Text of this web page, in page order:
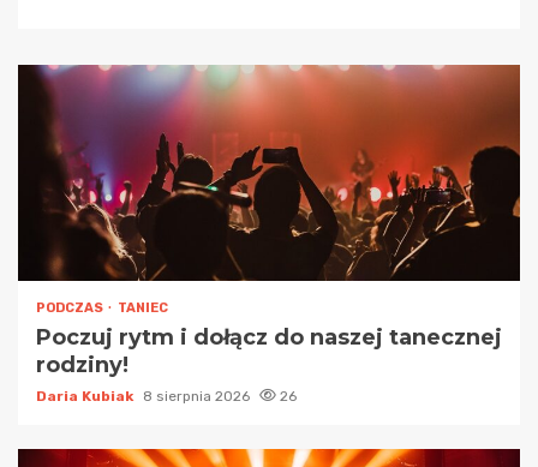
PODCZAS TANIEC
Poczuj rytm i dołącz do naszej tanecznej
rodziny!
Daria Kubiak 8 sierpnia 2026 26